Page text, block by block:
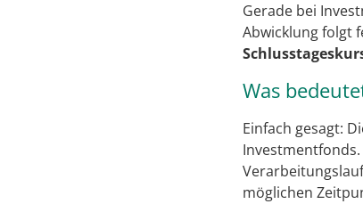
Gerade bei
Abwicklung folgt
Was
Einfach gesagt:
möglichen